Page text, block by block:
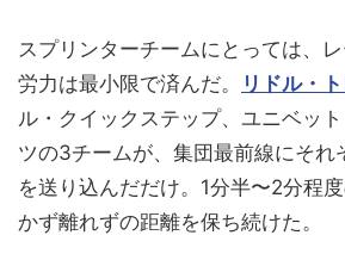
スプリンターチームにとっては、
労力は最小限で済んだ。
リドル・
ル・クイックステップ、ユニベッ
ツの3チームが、集団最前線にそれ
を送り込んだだけ。1分半〜2分程
かず離れずの距離を保ち続けた。